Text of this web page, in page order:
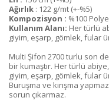
Ağırlık : 122 g/mt (+-%5)
Kompozisyon : %100
Kullanım Alanı: Her türlü
giyim, eşarp, gömlek, fular
Multi Şifon 2700 turlu son
bir kumaştır. Her türlü
giyim, eşarp, gömlek, fular
Buruşma ve kırışma
sorun çıkarmaz.